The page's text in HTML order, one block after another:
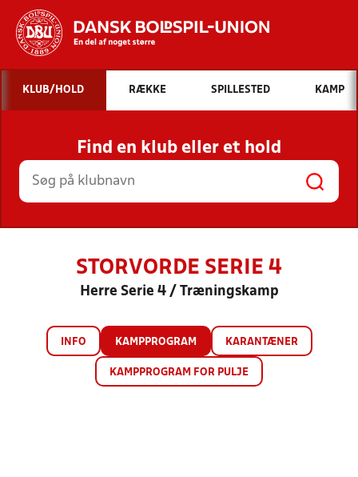
Hvad vil du søge efter?
INDHOLD OG NYHEDER
STILLINGER, RESULTATER, KLUBBER OG
HOLD
KLUB/HOLD RÆKKE SPILLESTED KAMP
Find en klub eller et hold
STORVORDE SERIE 4
Herre Serie 4 / Træningskamp
INFO KAMPPROGRAM KARANTÆNER
KAMPPROGRAM FOR PULJE